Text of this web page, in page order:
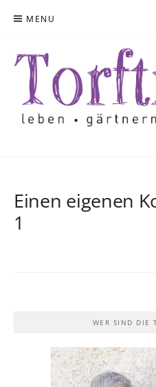
MENU
Einen eigenen
1
WER SIND DIE